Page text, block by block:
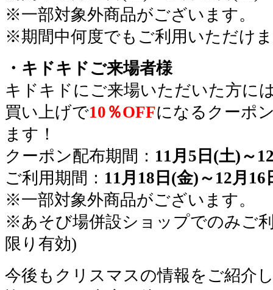
※一部対象外商品がございます。
※期間中何度でもご利用いただけ
・キドキドご来場者様
キドキドにご来場いただいた方に
買い上げで10％OFFになるクーポ
ます！
クーポン配布期間： 11月5日(土)～
ご利用期間： 11月18日(金)～12月16
※一部対象外商品がございます。
※あそび場併設ショップでのみご
限り有効)
今後もクリスマスの情報をご紹介